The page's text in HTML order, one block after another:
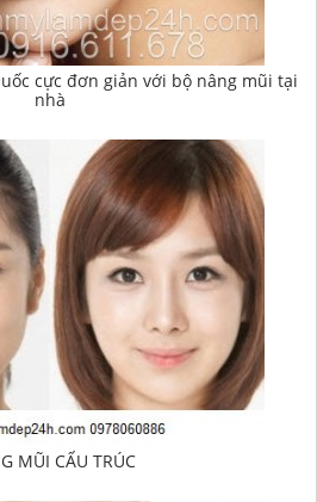
cực đơn giản với bộ nâng mũi tại
nhà
MŨI CẤU TRÚC